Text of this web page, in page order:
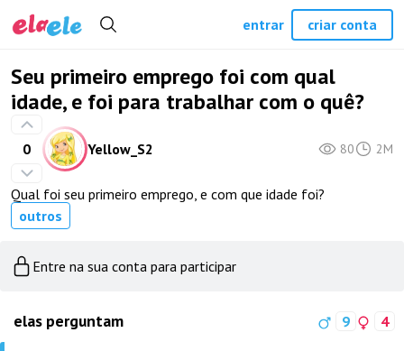
Seu primeiro emprego foi com qual
idade, e foi para trabalhar com o quê?
0 Yellow_S2 80 2M
Qual foi seu primeiro emprego, e com que idade foi?
outros
Entre na sua conta para participar
elas perguntam 9 4
entrar criar conta